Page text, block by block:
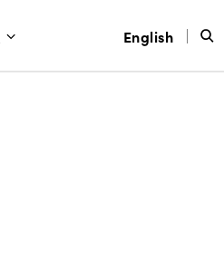
English